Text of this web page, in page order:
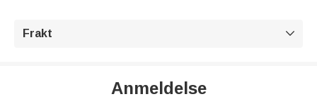
Frakt 
Anmeldelse